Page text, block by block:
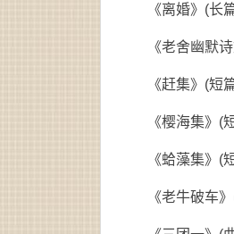
《离婚》(长
《老舍幽默
《赶集》(短
《樱海集》(
《蛤藻集》(
《老牛破车